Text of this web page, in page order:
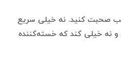
صحبت کنید. نه خیلی سریع
نه خیلی کند که خسته‌کننده